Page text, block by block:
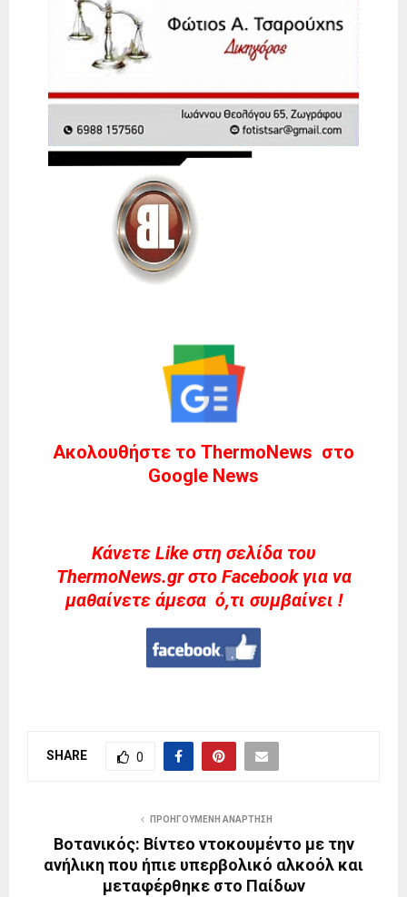
Ακολουθήστε το ThermoNews στο
Google News
Kάνετε Like στη σελίδα του
ThermoNews.gr στο Facebook για να
μαθαίνετε άμεσα ό,τι συμβαίνει !
SHARE 0
ΠΡΟΗΓΟΎΜΕΝΗ ΑΝΆΡΤΗΣΗ
Βοτανικός: Βίντεο ντοκουμέντο με την
ανήλικη που ήπιε υπερβολικό αλκοόλ και
μεταφέρθηκε στο Παίδων